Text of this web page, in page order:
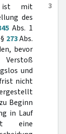
3
ist mit
des
Abs. 1
273Abs.
bevor
und
nicht
Beginn
in Lauf
eine